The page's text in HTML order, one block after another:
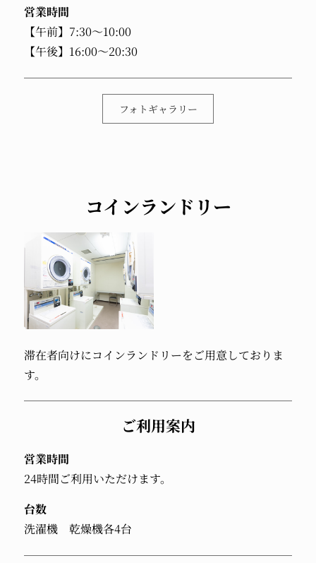
営業時間
【午前】7:30～10:00
【午後】16:00～20:30
フォトギャラリー
コインランドリー
滞在者向けにコインランドリーを ご用意しておりま
す。
ご利用案内
営業時間
24時間ご利用いただけます。
台数
洗濯機 乾燥機各4台